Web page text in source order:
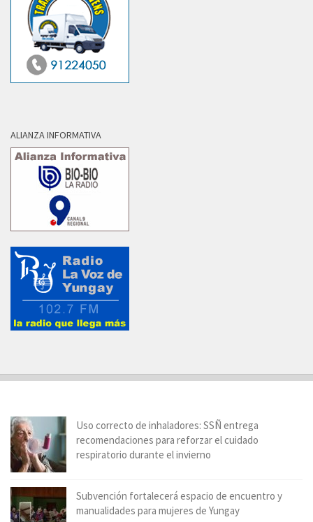
ALIANZA INFORMATIVA
Uso correcto de inhaladores: SSÑ entrega
recomendaciones para reforzar el cuidado
respiratorio durante el invierno
Subvención fortalecerá espacio de encuentro y
manualidades para mujeres de Yungay